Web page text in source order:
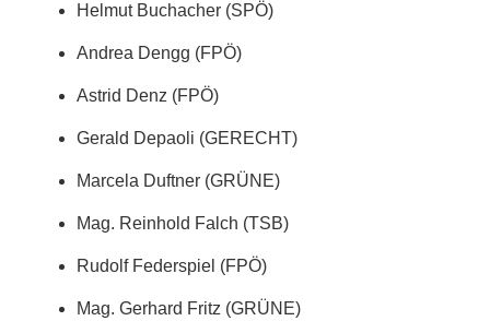
Helmut Buchacher (SPÖ)
Andrea Dengg (FPÖ)
Astrid Denz (FPÖ)
Gerald Depaoli (GERECHT)
Marcela Duftner (GRÜNE)
Mag. Reinhold Falch (TSB)
Rudolf Federspiel (FPÖ)
Mag. Gerhard Fritz (GRÜNE)